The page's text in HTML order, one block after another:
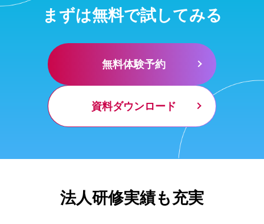
まずは無料で試してみる
無料体験予約
資料ダウンロード
法人研修実績も充実